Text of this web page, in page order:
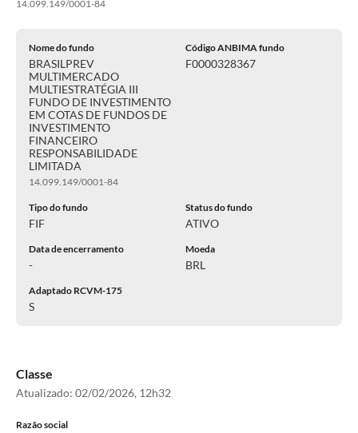
14.099.149/0001-84
Nome do fundo
BRASILPREV
MULTIMERCADO
MULTIESTRATÉGIA III
FUNDO DE INVESTIMENTO
EM COTAS DE FUNDOS DE
INVESTIMENTO
FINANCEIRO
RESPONSABILIDADE
LIMITADA
14.099.149/0001-84
Código ANBIMA fundo
F0000328367
Tipo do fundo
FIF
Status do fundo
ATIVO
Data de encerramento
-
Moeda
BRL
Adaptado RCVM-175
S
Classe
Atualizado: 02/02/2026, 12h32
Razão social